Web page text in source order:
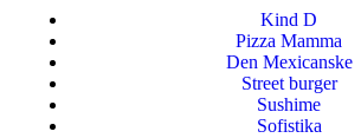
Kind D
Pizza Mamma
Den Mexicanske
Street burger
Sushime
Sofistika